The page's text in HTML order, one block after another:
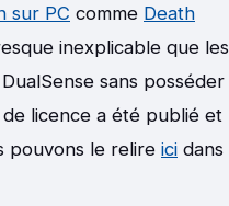
sur PC comme Death
inexplicable que les
sans posséder
de licence a été publié et
pouvons le relire ici dans